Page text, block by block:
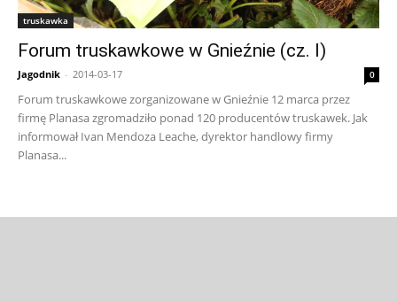
truskawka
Forum truskawkowe w Gnieźnie (cz. I)
Jagodnik - 2014-03-17 0
Forum truskawkowe zorganizowane w Gnieźnie 12 marca przez
firmę Planasa zgromadziło ponad 120 producentów truskawek. Jak
informował Ivan Mendoza Leache, dyrektor handlowy firmy
Planasa...